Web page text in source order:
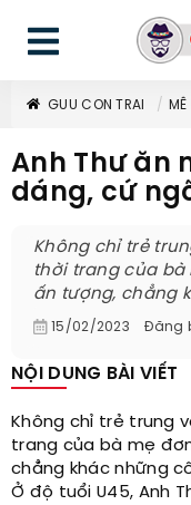
GUU CON TRAI
Anh Thư ăn
dáng, cứ
Không chỉ trẻ
thời trang của bà
ấn tượng, chẳng
15/02/2023 Đăng
NỘI DUNG BÀI VIẾT
Không chỉ trẻ trung
trang của bà mẹ
chẳng khác những
Ở độ tuổi U45, Anh